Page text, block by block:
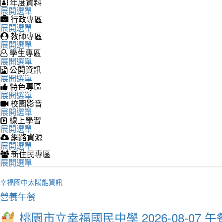
展開選單
行政專區
展開選單
教師專區
展開選單
學生專區
展開選單
公開資訊
展開選單
特色專區
展開選單
校園影音
展開選單
線上學習
展開選單
網路資源
展開選單
新住民專區
展開選單
幸福國中太陽能資訊
營養午餐
桃園市立幸福國民中學 2026-08-07 午